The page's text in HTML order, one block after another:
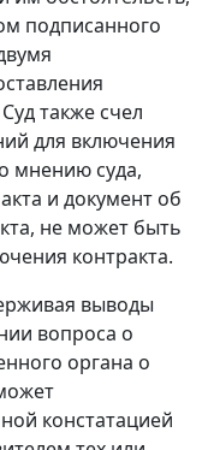
подписанного
также счел
для включения
мнению суда,
и документ об
не может быть
контракта.
выводы
вопроса о
органа о
констатацией